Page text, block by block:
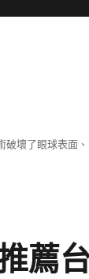
壞了眼球表面
薦